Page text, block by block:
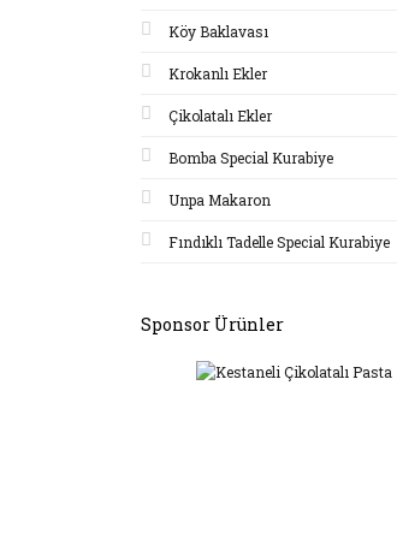
Köy Baklavası
Krokanlı Ekler
Çikolatalı Ekler
Bomba Special Kurabiye
Unpa Makaron
Fındıklı Tadelle Special Kurabiye
Sponsor Ürünler